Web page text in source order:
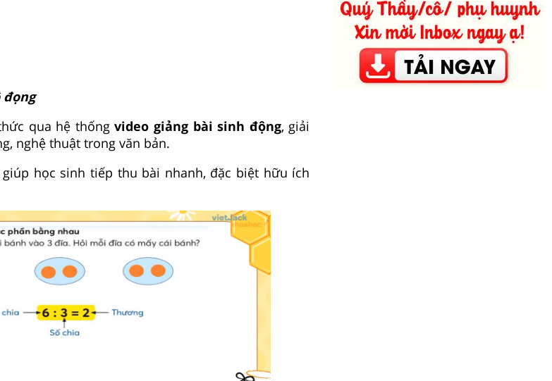
đọng
qua hệ thốngvideo giảng bài sinh động, giải
nghệ thuật trong văn bản.
học sinh tiếp thu bài nhanh, đặc biệt hữu ích